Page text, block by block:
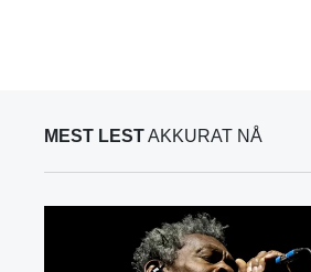
MEST LESTAKKURAT NÅ